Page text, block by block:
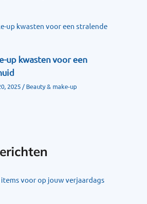
up kwasten voor een
2025 /Beauty & make-up
voor op jouw verjaardags